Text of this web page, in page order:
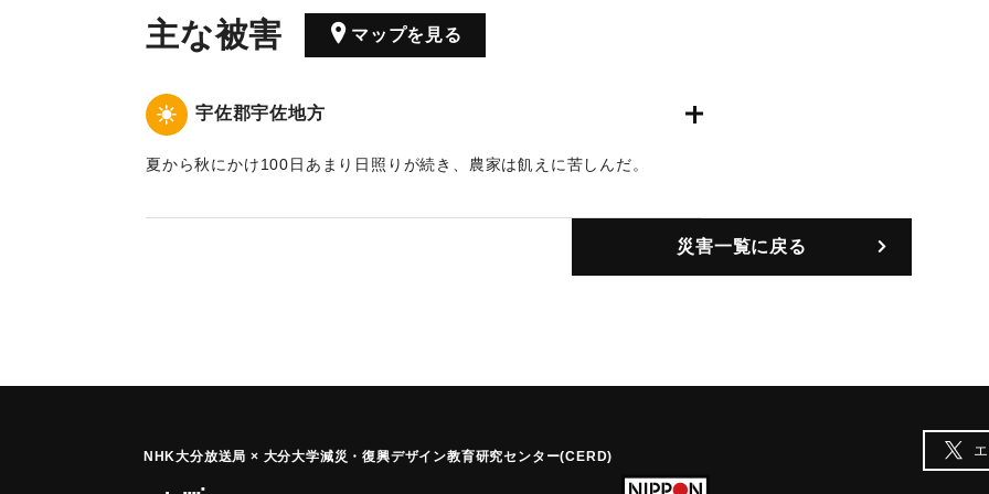
主な被害 マップを見る
宇佐郡宇佐地方
夏から秋にかけ100日あまり日照りが続き、農家は飢えに苦しんだ。
｜固有コード:00036001
災害一覧に戻る
NHK大分放送局 × 大分大学減災 ・復興デザイン教育研究センター(CERD)